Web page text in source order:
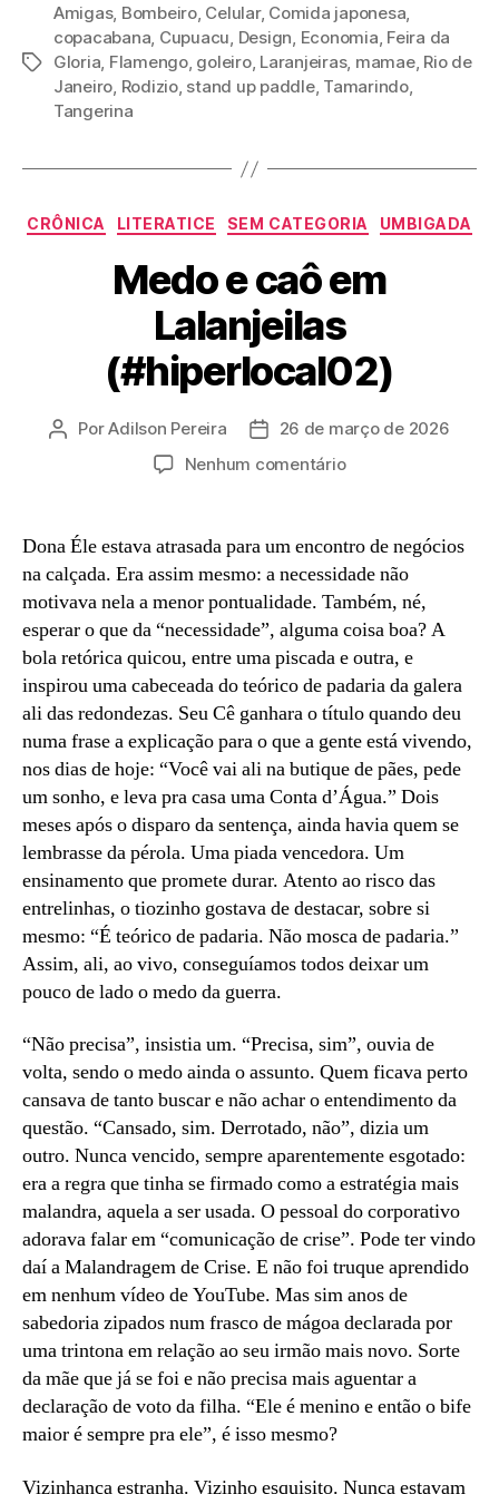
Tags
Amigas, Bombeiro, Celular, Comida japonesa,
copacabana, Cupuacu, Design, Economia, Feira da
Gloria, Flamengo, goleiro, Laranjeiras, mamae, Rio de
Janeiro, Rodizio, stand up paddle, Tamarindo,
Tangerina
Categorias
CRÔNICA LITERATICE SEM CATEGORIA UMBIGADA
Medo e caô em
Lalanjeilas
(#hiperlocal02)
Autor
PorAdilson Pereira
Data26 de março de 2026
Nenhum comentárioem
caô
Lalanjeilas
(#hiperlocal02)
Dona Éle estava atrasada para um encontro de negócios
na calçada. Era assim mesmo: a necessidade não
motivava nela a menor pontualidade. Também, né,
esperar o que da “necessidade”, alguma coisa boa? A
bola retórica quicou, entre uma piscada e outra, e
inspirou uma cabeceada do teórico de padaria da galera
ali das redondezas. Seu Cê ganhara o título quando deu
numa frase a explicação para o que a gente está vivendo,
nos dias de hoje: “Você vai ali na butique de pães, pede
um sonho, e leva pra casa uma Conta d’Água.” Dois
meses após o disparo da sentença, ainda havia quem se
lembrasse da pérola. Uma piada vencedora. Um
ensinamento que promete durar. Atento ao risco das
entrelinhas, o tiozinho gostava de destacar, sobre si
mesmo: “É teórico de padaria. Não mosca de padaria.”
Assim, ali, ao vivo, conseguíamos todos deixar um
pouco de lado o medo da guerra.
“Não precisa”, insistia um. “Precisa, sim”, ouvia de
volta, sendo o medo ainda o assunto. Quem ficava perto
cansava de tanto buscar e não achar o entendimento da
questão. “Cansado, sim. Derrotado, não”, dizia um
outro. Nunca vencido, sempre aparentemente esgotado:
era a regra que tinha se firmado como a estratégia mais
malandra, aquela a ser usada. O pessoal do corporativo
adorava falar em “comunicação de crise”. Pode ter vindo
daí a Malandragem de Crise. E não foi truque aprendido
em nenhum vídeo de YouTube. Mas sim anos de
sabedoria zipados num frasco de mágoa declarada por
uma trintona em relação ao seu irmão mais novo. Sorte
da mãe que já se foi e não precisa mais aguentar a
declaração de voto da filha. “Ele é menino e então o bife
maior é sempre pra ele”, é isso mesmo?
Vizinhança estranha. Vizinho esquisito. Nunca estavam